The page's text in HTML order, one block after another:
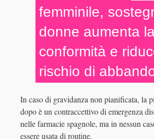
femminile,
donne aumenta
conformità e
rischio di
In caso di gravidanza non pianificata, la
dopo è un contraccettivo di emergenza
nelle farmacie spagnole, ma in nessun
essere usata di routine.